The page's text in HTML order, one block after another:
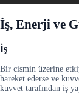
İş, Enerji ve
İş
Bir cismin üzerine
hareket ederse ve
kuvvet tarafından iş